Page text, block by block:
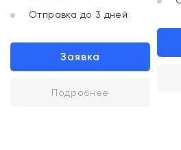
Отправка до 3 дней
Заявка
Подробнее